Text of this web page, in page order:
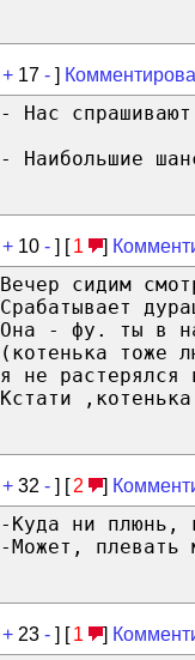
+ 17 - ]
- Нас
- Наибольшие
+ 10 - ] [ 1 ]
Вечер сидим
Срабатывает
Она - фу. ты в
(котенька тоже
я не растерялся
Кстати
+ 32 - ] [ 2 ]
-Куда ни плюнь,
-Может, плевать
+ 23 - ] [ 1 ]